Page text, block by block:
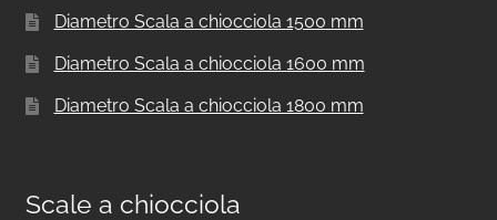
Diametro Scala a chiocciola 1500 mm
Diametro Scala a chiocciola 1600 mm
Diametro Scala a chiocciola 1800 mm
Scale a chiocciola